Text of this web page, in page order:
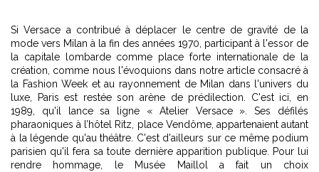
Si Versace a contribué à déplacer le centre de gravité de la
mode vers Milan à la fin des années 1970, participant à l'essor de
la capitale lombarde comme place forte internationale de la
création, comme nous l'évoquions dans notre article consacré à
la Fashion Week et au rayonnement de Milan dans l'univers du
luxe, Paris est restée son arène de prédilection. C'est ici, en
1989, qu'il lance sa ligne « Atelier Versace ». Ses défilés
pharaoniques à l’hôtel Ritz, place Vendôme, appartenaient autant
à la légende qu'au théâtre. C'est d'ailleurs sur ce même podium
parisien qu'il fera sa toute dernière apparition publique. Pour lui
rendre hommage, le Musée Maillol a fait un choix